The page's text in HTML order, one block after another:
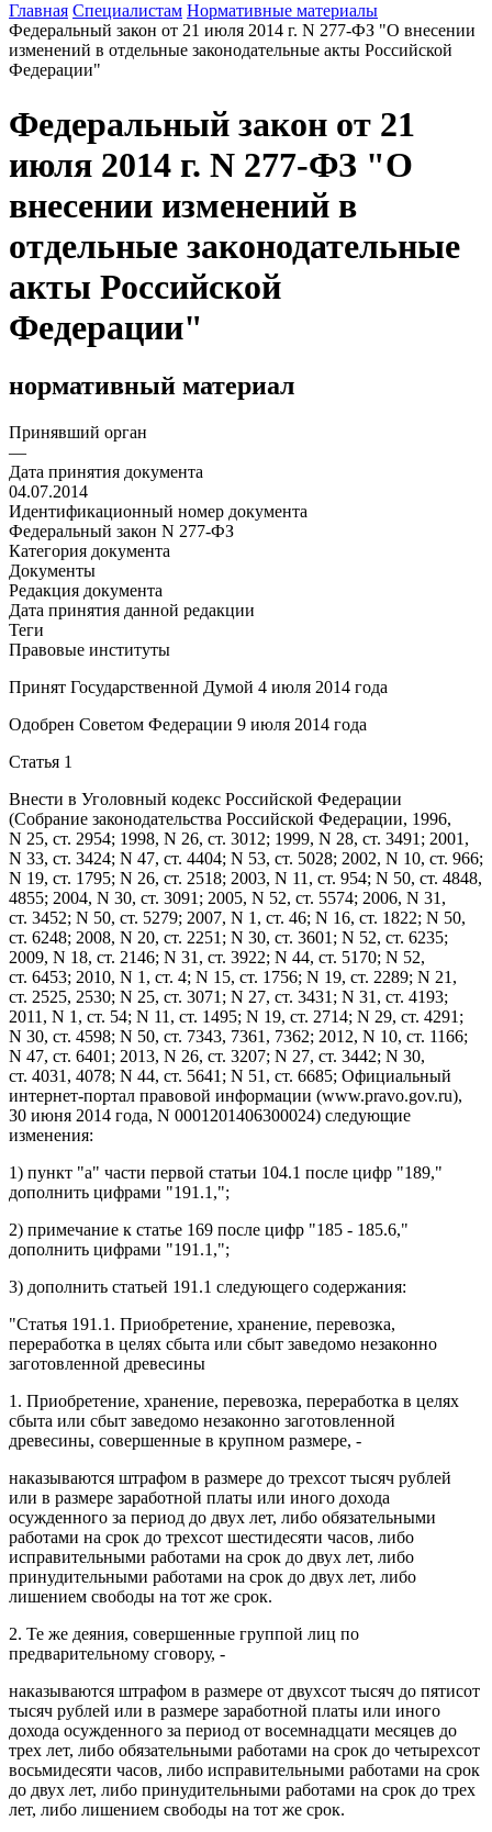
Главная Специалистам Нормативные материалы
Федеральный закон от 21 июля 2014 г. N 277-ФЗ "О внесении
изменений в отдельные законодательные акты Российской
Федерации"
Федеральный закон от 21
июля 2014 г. N 277-ФЗ "О
внесении изменений в
отдельные законодательные
акты Российской
Федерации"
нормативный материал
Принявший орган
—
Дата принятия документа
04.07.2014
Идентификационный номер документа
Федеральный закон N 277-ФЗ
Категория документа
Документы
Редакция документа
Дата принятия данной редакции
Теги
Правовые институты
Принят Государственной Думой 4 июля 2014 года
Одобрен Советом Федерации 9 июля 2014 года
Статья 1
Внести в Уголовный кодекс Российской Федерации
(Собрание законодательства Российской Федерации, 1996,
N 25, ст. 2954; 1998, N 26, ст. 3012; 1999, N 28, ст. 3491; 2001,
N 33, ст. 3424; N 47, ст. 4404; N 53, ст. 5028; 2002, N 10, ст. 966;
N 19, ст. 1795; N 26, ст. 2518; 2003, N 11, ст. 954; N 50, ст. 4848,
4855; 2004, N 30, ст. 3091; 2005, N 52, ст. 5574; 2006, N 31,
ст. 3452; N 50, ст. 5279; 2007, N 1, ст. 46; N 16, ст. 1822; N 50,
ст. 6248; 2008, N 20, ст. 2251; N 30, ст. 3601; N 52, ст. 6235;
2009, N 18, ст. 2146; N 31, ст. 3922; N 44, ст. 5170; N 52,
ст. 6453; 2010, N 1, ст. 4; N 15, ст. 1756; N 19, ст. 2289; N 21,
ст. 2525, 2530; N 25, ст. 3071; N 27, ст. 3431; N 31, ст. 4193;
2011, N 1, ст. 54; N 11, ст. 1495; N 19, ст. 2714; N 29, ст. 4291;
N 30, ст. 4598; N 50, ст. 7343, 7361, 7362; 2012, N 10, ст. 1166;
N 47, ст. 6401; 2013, N 26, ст. 3207; N 27, ст. 3442; N 30,
ст. 4031, 4078; N 44, ст. 5641; N 51, ст. 6685; Официальный
интернет-портал правовой информации (www.pravo.gov.ru),
30 июня 2014 года, N 0001201406300024) следующие
изменения:
1) пункт "а" части первой статьи 104.1 после цифр "189,"
дополнить цифрами "191.1,";
2) примечание к статье 169 после цифр "185 - 185.6,"
дополнить цифрами "191.1,";
3) дополнить статьей 191.1 следующего содержания:
"Статья 191.1. Приобретение, хранение, перевозка,
переработка в целях сбыта или сбыт заведомо незаконно
заготовленной древесины
1. Приобретение, хранение, перевозка, переработка в целях
сбыта или сбыт заведомо незаконно заготовленной
древесины, совершенные в крупном размере, -
наказываются штрафом в размере до трехсот тысяч рублей
или в размере заработной платы или иного дохода
осужденного за период до двух лет, либо обязательными
работами на срок до трехсот шестидесяти часов, либо
исправительными работами на срок до двух лет, либо
принудительными работами на срок до двух лет, либо
лишением свободы на тот же срок.
2. Те же деяния, совершенные группой лиц по
предварительному сговору, -
наказываются штрафом в размере от двухсот тысяч до пятисот
тысяч рублей или в размере заработной платы или иного
дохода осужденного за период от восемнадцати месяцев до
трех лет, либо обязательными работами на срок до четырехсот
восьмидесяти часов, либо исправительными работами на срок
до двух лет, либо принудительными работами на срок до трех
лет, либо лишением свободы на тот же срок.